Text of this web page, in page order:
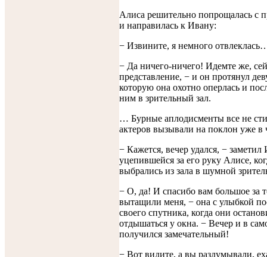
Алиса решительно попрощалась с
и направилась к Ивану:
− Извините, я немного
− Да ничего-ничего! Идемте же,
представление, − и он протянул
которую она охотно оперлась и
ним в зрительный зал.
… Бурные аплодисменты все не
актеров вызывали на поклон уже в
− Кажется, вечер удался, − заметил
уцепившейся за его руку Алисе,
выбрались из зала в шумной
− О, да! И спасибо вам большое за
вытащили меня, − она с улыбкой
своего спутника, когда они
отдышаться у окна. − Вечер и в
получился замечательный!
− Вот видите, а вы раздумывали,